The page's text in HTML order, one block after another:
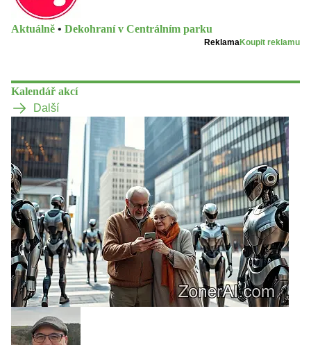
Aktuálně • Dekohraní v Centrálním parku
ReklamaKoupit reklamu
Kalendář akcí
Další